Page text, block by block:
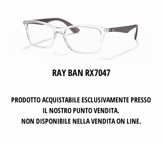
RAY BAN RX7047
PRODOTTO ACQUISTABILE ESCLUSIVAMENTE PRESSO
IL NOSTRO PUNTO VENDITA.
NON DISPONIBILE NELLA VENDITA ON LINE.